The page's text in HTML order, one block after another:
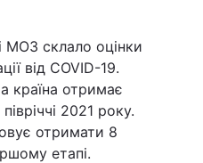
МОЗ склало оцінки
від COVID-19.
країна отримає
2021 року.
отримати 8
етапі.